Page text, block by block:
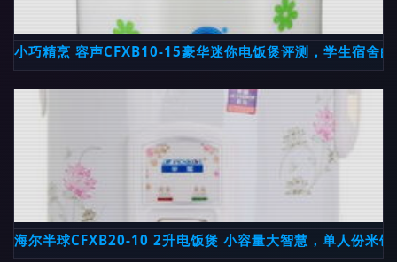
小巧精烹 容声CFXB10-15豪华迷你电饭煲评测，学生宿舍
海尔半球CFXB20-10 2升电饭煲 小容量大智慧，单人份米饭